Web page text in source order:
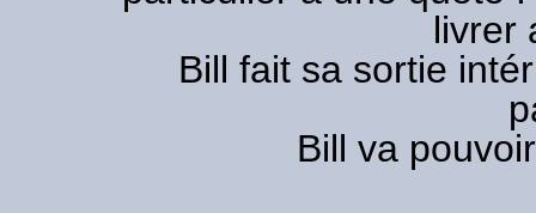
livrer
Bill fait sa sortie
Bill va